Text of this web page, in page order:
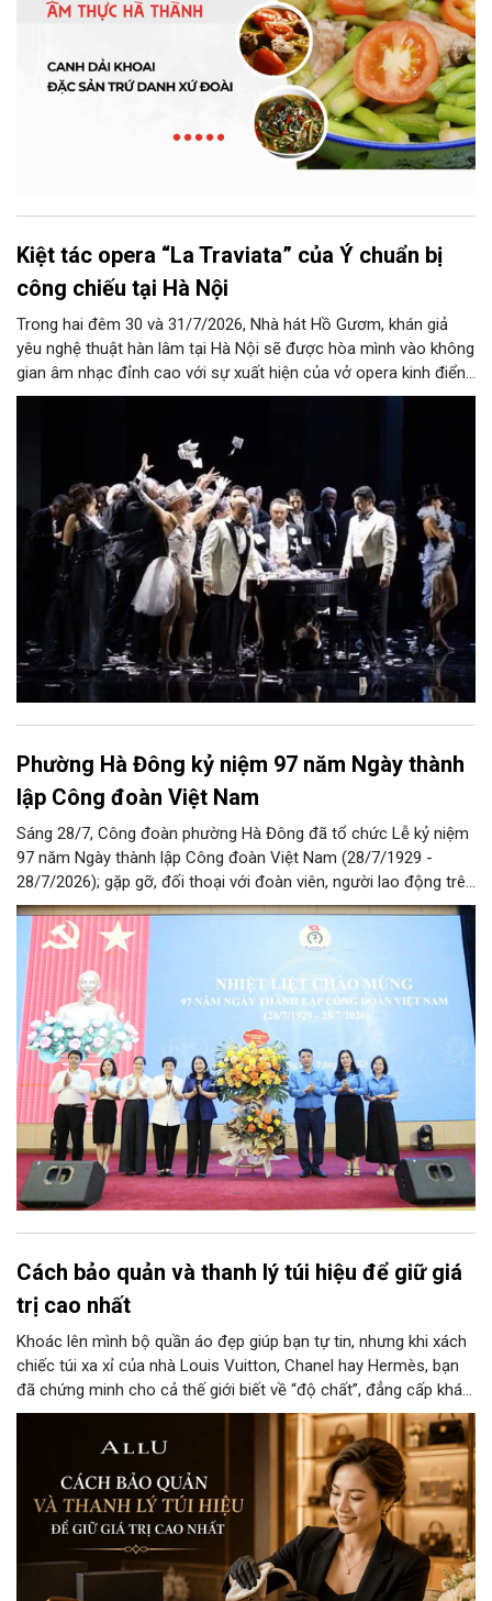
Kiệt tác opera “La Traviata” của Ý chuẩn bị
công chiếu tại Hà Nội
Trong hai đêm 30 và 31/7/2026, Nhà hát Hồ Gươm, khán giả
yêu nghệ thuật hàn lâm tại Hà Nội sẽ được hòa mình vào không
gian âm nhạc đỉnh cao với sự xuất hiện của vở opera kinh điển
“La Traviata”.
Phường Hà Đông kỷ niệm 97 năm Ngày thành
lập Công đoàn Việt Nam
Sáng 28/7, Công đoàn phường Hà Đông đã tổ chức Lễ kỷ niệm
97 năm Ngày thành lập Công đoàn Việt Nam (28/7/1929 -
28/7/2026); gặp gỡ, đối thoại với đoàn viên, người lao động trên
địa bàn và Công bố Quyết định thành lập Công đoàn cơ sở trên
địa bàn.
Cách bảo quản và thanh lý túi hiệu để giữ giá
trị cao nhất
Khoác lên mình bộ quần áo đẹp giúp bạn tự tin, nhưng khi xách
chiếc túi xa xỉ của nhà Louis Vuitton, Chanel hay Hermès, bạn
đã chứng minh cho cả thế giới biết về “độ chất”, đẳng cấp khác
biệt và gu thẩm mỹ tinh tế của người chủ sở hữu. Nếu bạn
muốn giữ những chiếc túi này mới nguyên như vừa bóc tem hay
đôi khi cần thanh lý cho các cửa hàng với giá cao thì đừng bỏ
qua cách bảo quản chính xác nhất dưới đây nhé.